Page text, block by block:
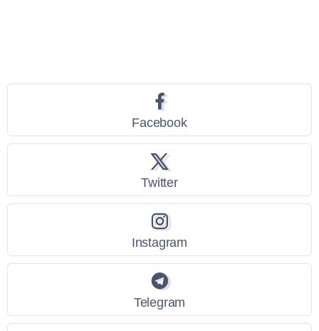
Facebook
Twitter
Instagram
Telegram